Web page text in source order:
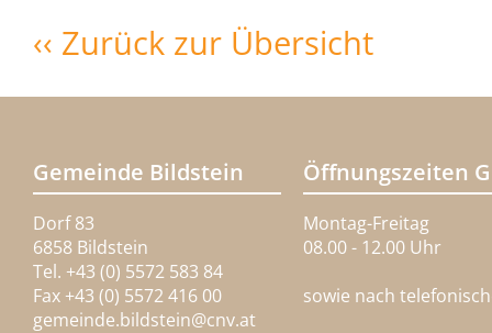
‹‹ Zurück zur Übersicht
Gemeinde Bildstein
Dorf 83
6858 Bildstein
Tel. +43 (0) 5572 583 84
Fax +43 (0) 5572 416 00
gemeinde.bildstein@cnv.at
Öffnungszeiten
Montag-Freitag
08.00 - 12.00 Uhr
sowie nach